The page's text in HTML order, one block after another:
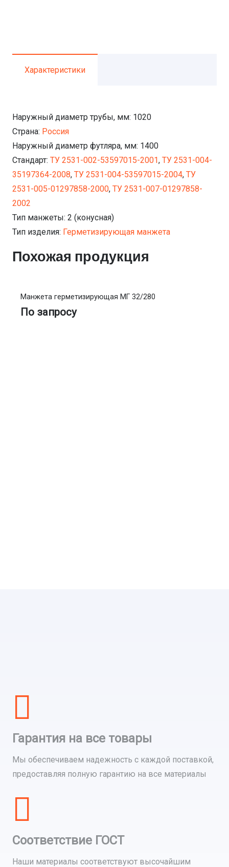
Характеристики
Наружный диаметр трубы, мм: 1020
Страна: Россия
Наружный диаметр футляра, мм: 1400
Стандарт: ТУ 2531-002-53597015-2001, ТУ 2531-004-
35197364-2008, ТУ 2531-004-53597015-2004, ТУ
2531-005-01297858-2000, ТУ 2531-007-01297858-
2002
Тип манжеты: 2 (конусная)
Тип изделия: Герметизирующая манжета
Похожая продукция
Манжета герметизирующая МГ 32/280
По запросу
Гарантия на все товары
Мы обеспечиваем надежность с каждой поставкой,
предоставляя полную гарантию на все материалы
Соответствие ГОСТ
Наши материалы соответствуют высочайшим